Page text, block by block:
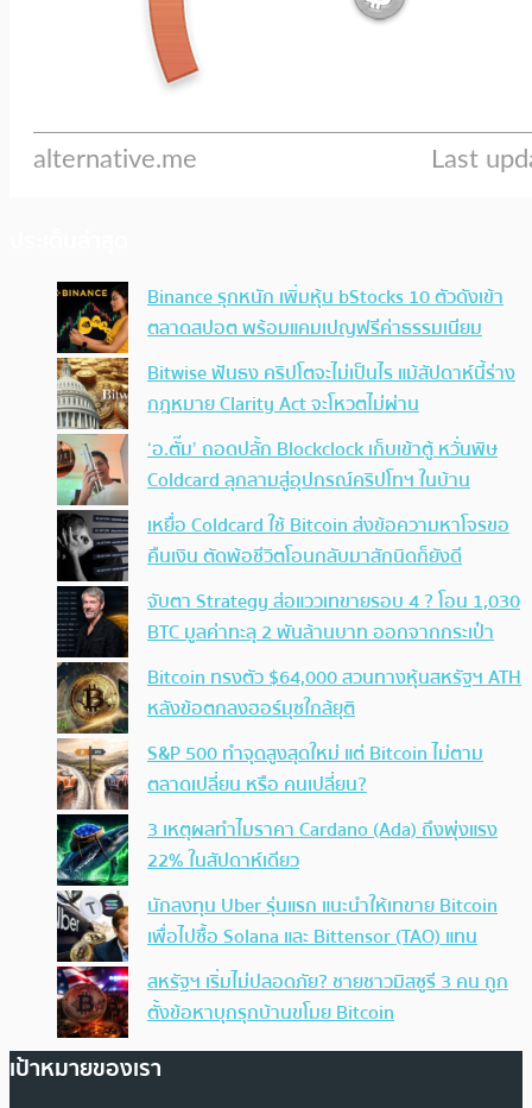
Binance รุกหนัก เพิ่มหุ้น bStocks 10 ตัวดังเข้า
ตลาดสปอต พร้อมแคมเปญฟรีค่าธรรมเนียม
Bitwise ฟันธง คริปโตจะไม่เป็นไร แม้สัปดาห์นี้ร่าง
กฎหมาย Clarity Act จะโหวตไม่ผ่าน
‘อ.ตั๊ม’ ถอดปลั้ก Blockclock เก็บเข้าตู้ หวั่นพิษ
Coldcard ลุกลามสู่อุปกรณ์คริปโทฯ ในบ้าน
เหยื่อ Coldcard ใช้ Bitcoin ส่งข้อความหาโจรขอ
คืนเงิน ตัดพ้อชีวิตโอนกลับมาสักนิดก็ยังดี
จับตา Strategy ส่อแววเทขายรอบ 4 ? โอน 1,030
BTC มูลค่าทะลุ 2 พันล้านบาท ออกจากกระเป๋า
Bitcoin ทรงตัว $64,000 สวนทางหุ้นสหรัฐฯ ATH
หลังข้อตกลงฮอร์มุซใกล้ยุติ
S&P 500 ทำจุดสูงสุดใหม่ แต่ Bitcoin ไม่ตาม
ตลาดเปลี่ยน หรือ คนเปลี่ยน?
3 เหตุผลทำไมราคา Cardano (Ada) ถึงพุ่งแรง
22% ในสัปดาห์เดียว
นักลงทุน Uber รุ่นแรก แนะนำให้เทขาย Bitcoin
เพื่อไปซื้อ Solana และ Bittensor (TAO) แทน
สหรัฐฯ เริ่มไม่ปลอดภัย? ชายชาวมิสซูรี 3 คน ถูก
ตั้งข้อหาบุกรุกบ้านขโมย Bitcoin
เป้าหมายของเรา